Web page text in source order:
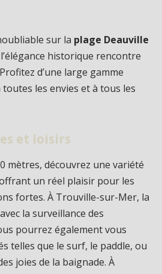
sur la plage Deauville
historique rencontre
d’une large gamme
toutes les envies et à tous les
et loisirs
mètres, découvrez une variété
un réel plaisir pour les
fortes. À Trouville-sur-Mer, la
la surveillance des
pourrez également vous
telles que le surf, le paddle, ou
joies de la baignade. À